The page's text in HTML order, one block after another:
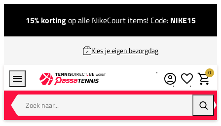
15% kortingop alle NikeCourt items! Code: NIKE15
Kies je eigen bezorgdag
Zoek naar...
0